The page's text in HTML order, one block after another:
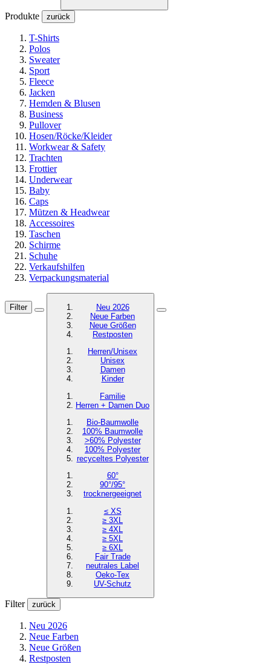
Produkte zurück
T-Shirts
Polos
Sweater
Sport
Fleece
Jacken
Hemden & Blusen
Business
Pullover
Hosen/Röcke/Kleider
Workwear & Safety
Trachten
Frottier
Underwear
Baby
Caps
Mützen & Headwear
Accessoires
Taschen
Schirme
Schuhe
Verkaufshilfen
Verpackungsmaterial
Filter
Neu 2026
Neue Farben
Neue Größen
Restposten
Herren/Unisex
Unisex
Damen
Kinder
Familie
Herren + Damen Duo
Bio-Baumwolle
100% Baumwolle
>60% Polyester
100% Polyester
recyceltes Polyester
60°
90°/95°
trocknergeeignet
≤ XS
≥ 3XL
≥ 4XL
≥ 5XL
≥ 6XL
Fair Trade
neutrales Label
Oeko-Tex
UV-Schutz
Filter zurück
Neu 2026
Neue Farben
Neue Größen
Restposten